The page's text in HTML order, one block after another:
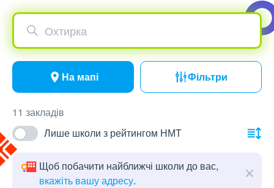
Охтирка
На мапі Фільтри
11 закладів
Лише школи з рейтингом НМТ
Щоб побачити найближчі школи до вас,
вкажіть вашу адресу.